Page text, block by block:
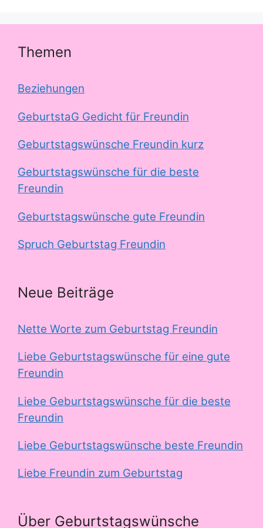
Themen
Beziehungen
GeburtstaG Gedicht für Freundin
Geburtstagswünsche Freundin kurz
Geburtstagswünsche für die beste
Freundin
Geburtstagswünsche gute Freundin
Spruch Geburtstag Freundin
Neue Beiträge
Nette Worte zum Geburtstag Freundin
Liebe Geburtstagswünsche für eine gute
Freundin
Liebe Geburtstagswünsche für die beste
Freundin
Liebe Geburtstagswünsche beste Freundin
Liebe Freundin zum Geburtstag
Über Geburtstagswünsche